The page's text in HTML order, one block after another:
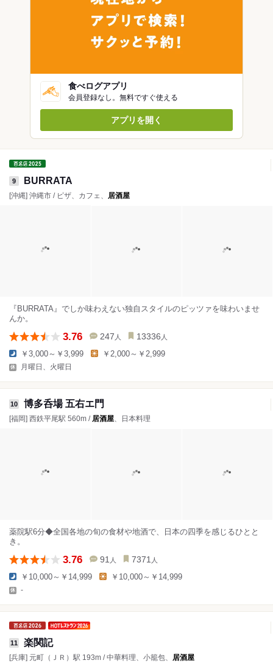
食べログアプリ
会員登録なし。無料ですぐ使える
アプリを開く
9 BURRATA
[沖縄] 沖縄市 / ピザ、カフェ、 居酒屋
『BURRATA』でしか味わえない独自スタイルのピッツァを味わいませ
んか。
3.76 247 人 13336 人
￥3,000～￥3,999 ￥2,000～￥2,999
月曜日、火曜日
10 博多呑場 五右エ門
[福岡] 西鉄平尾駅 560m / 居酒屋 、日本料理
薬院駅6分◆全国各地の旬の食材や地酒で、日本の四季を感じるひとと
き。
3.76 91 人 7371 人
￥10,000～￥14,999 ￥10,000～￥14,999
-
11 楽関記
[兵庫] 元町（ＪＲ）駅 193m / 中華料理、小籠包、 居酒屋